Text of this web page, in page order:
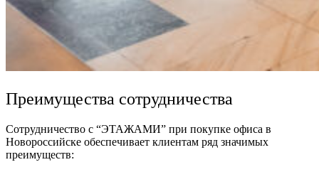
Преимущества сотрудничества
Сотрудничество с “ЭТАЖАМИ” при покупке офиса в
Новороссийске обеспечивает клиентам ряд значимых
преимуществ: